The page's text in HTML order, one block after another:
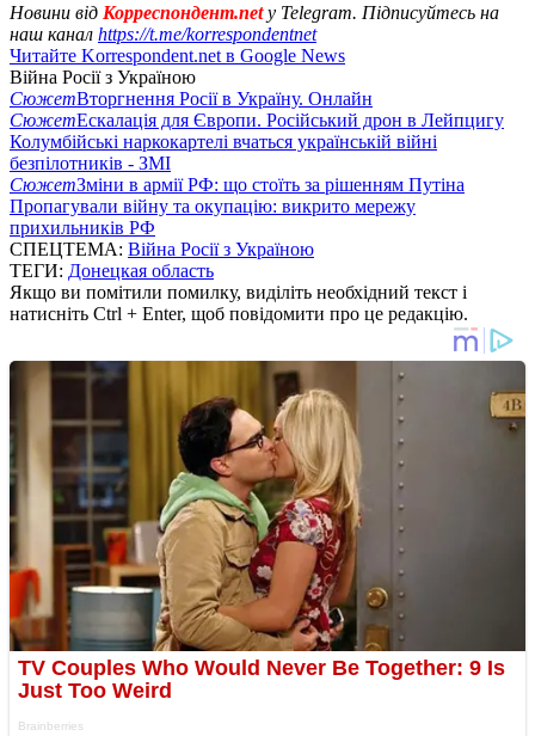
Новини від Корреспондент.netу Telegram. Підписуйтесь на
наш канал https://t.me/korrespondentnet
Читайте Korrespondent.net в Google News
Війна Росії з Україною
СюжетВторгнення Росії в Україну. Онлайн
СюжетЕскалація для Європи. Російський дрон в Лейпцигу
Колумбійські наркокартелі вчаться українській війні
безпілотників - ЗМІ
СюжетЗміни в армії РФ: що стоїть за рішенням Путіна
Пропагували війну та окупацію: викрито мережу
прихильників РФ
СПЕЦТЕМА: Війна Росії з Україною
ТЕГИ: Донецкая область
Якщо ви помітили помилку, виділіть необхідний текст і
натисніть Ctrl + Enter, щоб повідомити про це редакцію.